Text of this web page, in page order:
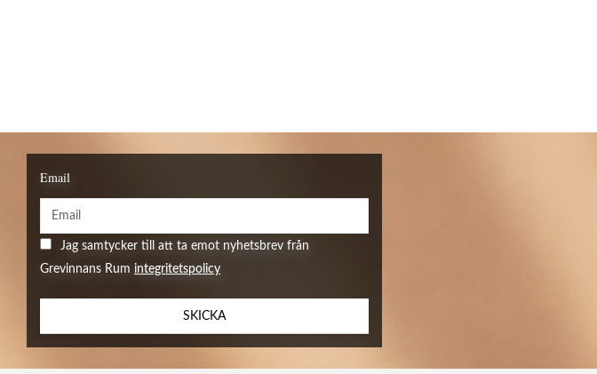
Email
Jag samtycker till att ta emot nyhetsbrev från
Grevinnans Rum integritetspolicy
SKICKA